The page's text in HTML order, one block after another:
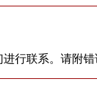
行联系。请附